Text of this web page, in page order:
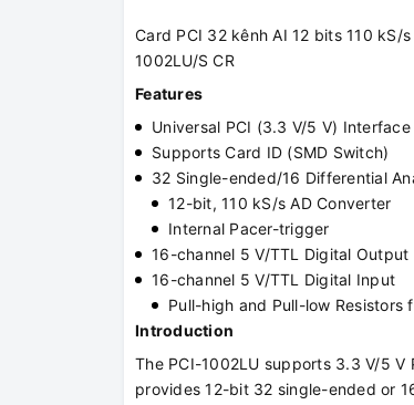
Card PCI 32 kênh AI 12 bits 110 kS/
1002LU/S CR
Features
Universal PCI (3.3 V/5 V) Interface
Supports Card ID (SMD Switch)
32 Single-ended/16 Differential
12-bit, 110 kS/s AD Converter
Internal Pacer-trigger
16-channel 5 V/TTL Digital Output
16-channel 5 V/TTL Digital Input
Pull-high and Pull-low Resistors
Introduction
The PCI-1002LU supports 3.3 V/5
provides 12-bit 32 single-ended or